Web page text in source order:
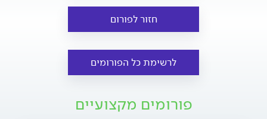
חזור לפורום
לרשימת כל הפורומים
פורומים מקצועיים